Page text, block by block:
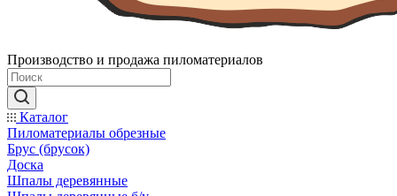
Производство и продажа пиломатериалов
Каталог
Пиломатериалы обрезные
Брус (брусок)
Доска
Шпалы деревянные